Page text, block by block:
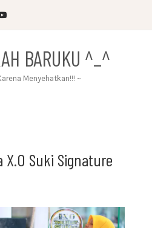
BARUKU ^_^
Menyehatkan!!! ~
X.O Suki Signature